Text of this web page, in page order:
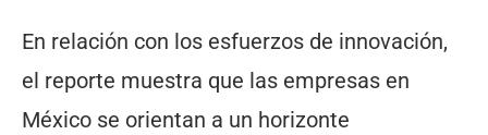
En relación con los esfuerzos de innovación,
el reporte muestra que las empresas en
México se orientan a un horizonte